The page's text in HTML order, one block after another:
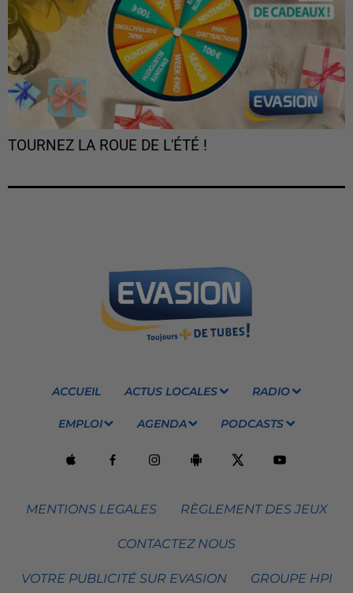
TOURNEZ LA ROUE DE L'ÉTÉ !
ACCUEIL ACTUS LOCALES RADIO
EMPLOI AGENDA PODCASTS
MENTIONS LEGALES RÈGLEMENT DES JEUX
CONTACTEZ NOUS
VOTRE PUBLICITÉ SUR EVASION GROUPE HPI